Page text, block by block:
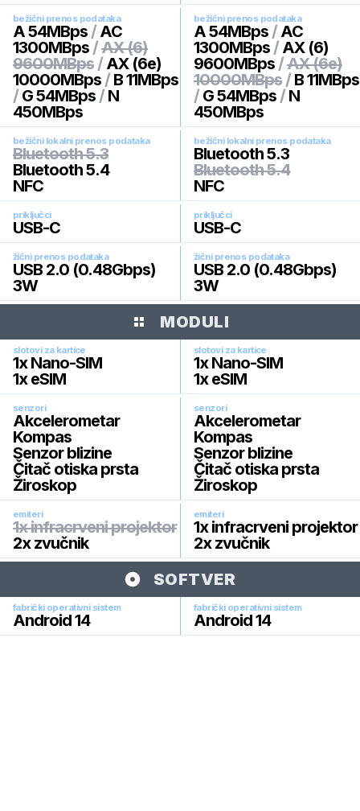
bežični prenos podataka
A 54MBps / AC
1300MBps /AX (6)
9600MBps / AX (6e)
10000MBps / B 11MBps
/ G 54MBps / N
450MBps
bežični prenos podataka
A 54MBps / AC
1300MBps / AX (6)
9600MBps /AX (6e)
10000MBps / B 11MBps
/ G 54MBps / N
450MBps
bežični lokalni prenos podataka
Bluetooth 5.3
Bluetooth 5.4
NFC
bežični lokalni prenos podataka
Bluetooth 5.3
Bluetooth 5.4
NFC
priključci
USB-C
priključci
USB-C
žični prenos podataka
USB 2.0 (0.48Gbps)
3W
žični prenos podataka
USB 2.0 (0.48Gbps)
3W
MODULI
slotovi za kartice
1x Nano-SIM
1x eSIM
slotovi za kartice
1x Nano-SIM
1x eSIM
senzori
Akcelerometar
Kompas
Senzor blizine
Čitač otiska prsta
Žiroskop
senzori
Akcelerometar
Kompas
Senzor blizine
Čitač otiska prsta
Žiroskop
emiteri
1x infracrveni projektor
2x zvučnik
emiteri
1x infracrveni projektor
2x zvučnik
SOFTVER
fabrički operativni sistem
Android 14
fabrički operativni sistem
Android 14